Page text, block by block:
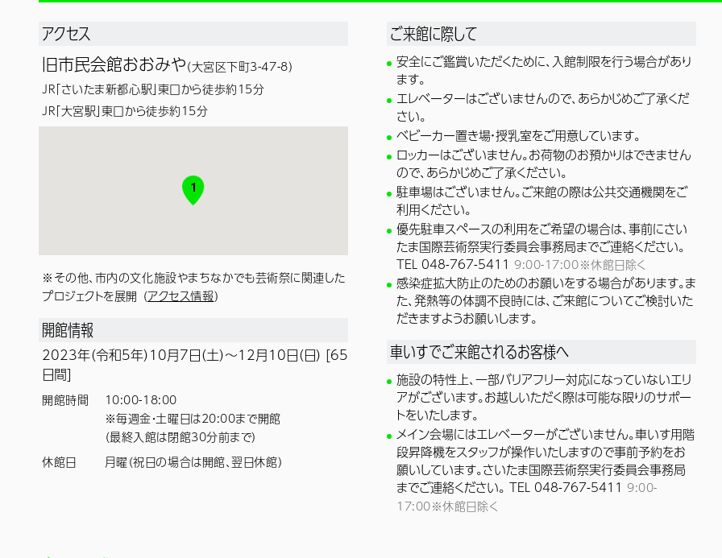
アクセス
旧市民会館おおみや（大宮区下町3-47-8）
JR「さいたま新都心駅」東口から徒歩約15分
JR「大宮駅」東口から徒歩約15分
1
※その他、市内の文化施設やまちなかでも芸術祭に関連した
プロジェクトを展開 （アクセス情報）
開館情報
2023年（令和5年）10月7日（土）〜12月10日（日） [65
日間]
開館時間
10:00-18:00
※毎週金・土曜日は20:00まで開館
（最終入館は閉館30分前まで）
休館日
月曜（祝日の場合は開館、翌日休館）
ご来館に際して
安全にご鑑賞いただくために、入館制限を行う場合があり
ます。
エレベーターはございませんので、あらかじめご了承くだ
さい。
ベビーカー置き場・授乳室をご用意しています。
ロッカーはございません。お荷物のお預かりはできません
ので、あらかじめご了承ください。
駐車場はございません。ご来館の際は公共交通機関をご
利用ください。
優先駐車スペースの利用をご希望の場合は、事前にさい
たま国際芸術祭実行委員会事務局までご連絡ください。
TEL 048-767-5411 9:00-17:00※休館日除く
感染症拡大防止のためのお願いをする場合があります。ま
た、発熱等の体調不良時には、ご来館についてご検討いた
だきますようお願いします。
車いすでご来館されるお客様へ
施設の特性上、一部バリアフリー対応になっていないエリ
アがございます。お越しいただく際は可能な限りのサポー
トをいたします。
メイン会場にはエレベーターがございません。車いす用階
段昇降機をスタッフが操作いたしますので事前予約をお
願いしています。さいたま国際芸術祭実行委員会事務局
までご連絡ください。 TEL 048-767-5411 9:00-
17:00※休館日除く